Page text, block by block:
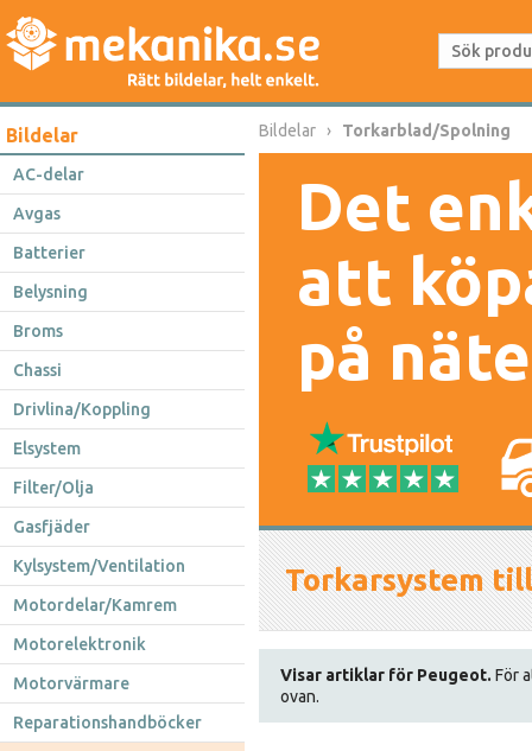
Bildelar
AC-delar
Avgas
Batterier
Belysning
Broms
Chassi
Drivlina/Koppling
Elsystem
Filter/Olja
Gasfjäder
Kylsystem/Ventilation
Motordelar/Kamrem
Motorelektronik
Motorvärmare
Reparationshandböcker
Bildelar Torkarblad/Spolning
Det
att
på
Torkarsystem
Visar artiklar för Peugeot. För
ovan.